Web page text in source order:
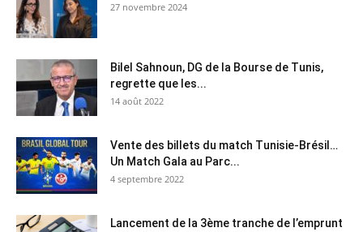
27 novembre 2024
Bilel Sahnoun, DG de la Bourse de Tunis,
regrette que les...
14 août 2022
Vente des billets du match Tunisie-Brésil…
Un Match Gala au Parc...
4 septembre 2022
Lancement de la 3ème tranche de l’emprunt